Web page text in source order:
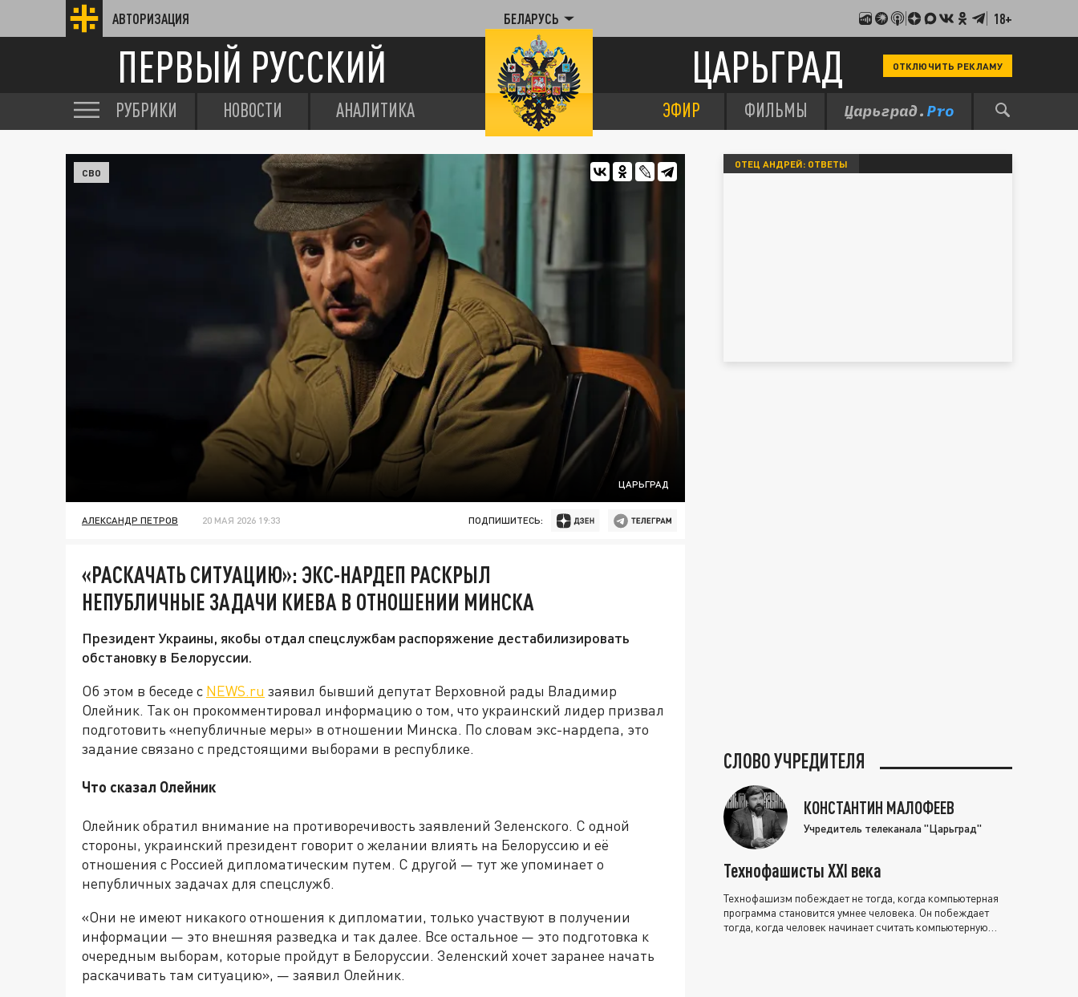
АВТОРИЗАЦИЯ БЕЛАРУСЬ 18+
ПЕРВЫЙ РУССКИЙ ЦАРЬГРАД ОТКЛЮЧИТЬ РЕКЛАМУ
РУБРИКИ НОВОСТИ АНАЛИТИКА ЭФИР ФИЛЬМЫ
ЦАРЬГРАД
СВО
АЛЕКСАНДР ПЕТРОВ 20 МАЯ 2026 19:33 ПОДПИШИТЕСЬ:
«РАСКАЧАТЬ СИТУАЦИЮ»: ЭКС-НАРДЕП РАСКРЫЛ
НЕПУБЛИЧНЫЕ ЗАДАЧИ КИЕВА В ОТНОШЕНИИ МИНСКА
Президент Украины, якобы отдал спецслужбам распоряжение дестабилизировать
обстановку в Белоруссии.
Об этом в беседе с NEWS.ru заявил бывший депутат Верховной рады Владимир
Олейник. Так он прокомментировал информацию о том, что украинский лидер призвал
подготовить «непубличные меры» в отношении Минска. По словам экс-нардепа, это
задание связано с предстоящими выборами в республике.
Что сказал Олейник
Олейник обратил внимание на противоречивость заявлений Зеленского. С одной
стороны, украинский президент говорит о желании влиять на Белоруссию и её
отношения с Россией дипломатическим путем. С другой — тут же упоминает о
непубличных задачах для спецслужб.
«Они не имеют никакого отношения к дипломатии, только участвуют в получении
информации — это внешняя разведка и так далее. Все остальное — это подготовка к
очередным выборам, которые пройдут в Белоруссии. Зеленский хочет заранее начать
раскачивать там ситуацию», — заявил Олейник.
ОТЕЦ АНДРЕЙ: ОТВЕТЫ
СЛОВО УЧРЕДИТЕЛЯ
КОНСТАНТИН МАЛОФЕЕВ
Учредитель телеканала "Царьград"
Технофашисты XXI века
Технофашизм побеждает не тогда, когда компьютерная
программа становится умнее человека. Он побеждает
тогда, когда человек начинает считать компьютерную